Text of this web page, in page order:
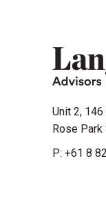
Unit 2,
Rose Park
P: +61 8